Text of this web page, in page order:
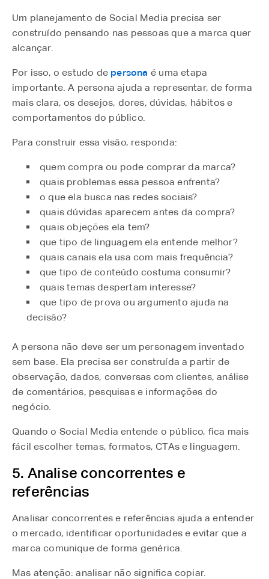
Um planejamento de Social Media precisa ser
construído pensando nas pessoas que a marca quer
alcançar.
Por isso, o estudo de persona ⁠ é uma etapa
importante. A persona ajuda a representar, de forma
mais clara, os desejos, dores, dúvidas, hábitos e
comportamentos do público.
Para construir essa visão, responda:
quem compra ou pode comprar da marca?
quais problemas essa pessoa enfrenta?
o que ela busca nas redes sociais?
quais dúvidas aparecem antes da compra?
quais objeções ela tem?
que tipo de linguagem ela entende melhor?
quais canais ela usa com mais frequência?
que tipo de conteúdo costuma consumir?
quais temas despertam interesse?
que tipo de prova ou argumento ajuda na
decisão?
A persona não deve ser um personagem inventado
sem base. Ela precisa ser construída a partir de
observação, dados, conversas com clientes, análise
de comentários, pesquisas e informações do
negócio.
Quando o Social Media entende o público, fica mais
fácil escolher temas, formatos, CTAs e linguagem.
5. Analise concorrentes e
referências
Analisar concorrentes e referências ajuda a entender
o mercado, identificar oportunidades e evitar que a
marca comunique de forma genérica.
Mas atenção: analisar não significa copiar.